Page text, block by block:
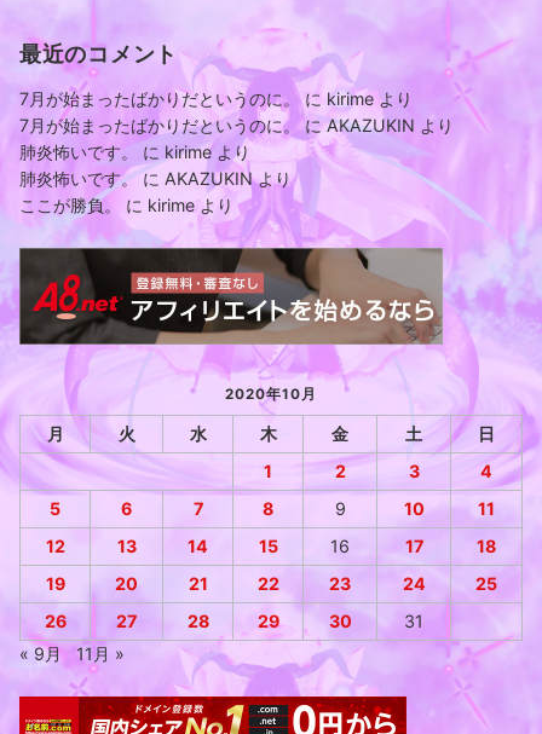
最近のコメント
7月が始まったばかりだというのに。に kirime より
7月が始まったばかりだというのに。にAKAZUKIN より
肺炎怖いです。
に kirimeより
肺炎怖いです。に AKAZUKINより
ここが勝負。
に kirimeより
2020年10月
月 火 水 木 金 土
日
1
2 3
4
5
6 7 8 9 10
11
12
13 14 15 16 17
18
19
20 21 22 23 24
25
26
27 28 29 30
31
« 9月
11月 »